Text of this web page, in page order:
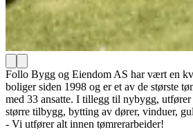
Follo Bygg og Eiendom AS har vært en
boliger siden 1998 og er et av de største
med 33 ansatte. I tillegg til nybygg,
større tilbygg, bytting av dører, vinduer,
- Vi utfører alt innen tømrerarbeider!